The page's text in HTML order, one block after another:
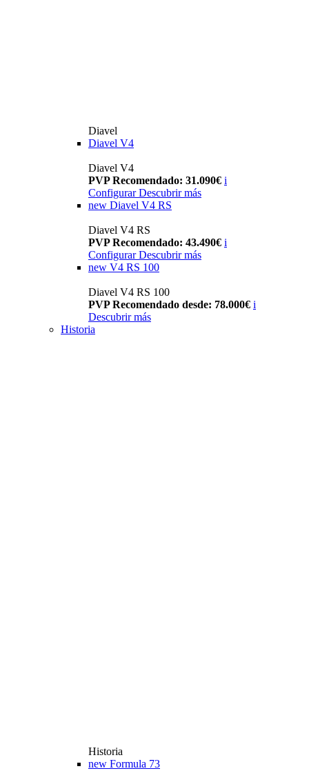
Diavel
Diavel V4
Diavel V4
PVP Recomendado: 31.090€ i
Configurar Descubrir más
new Diavel V4 RS
Diavel V4 RS
PVP Recomendado: 43.490€ i
Configurar Descubrir más
new V4 RS 100
Diavel V4 RS 100
PVP Recomendado desde: 78.000€ i
Descubrir más
Historia
Historia
new Formula 73